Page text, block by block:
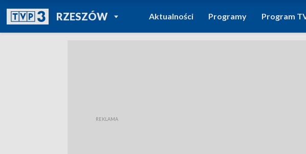
RZESZÓWPOWRÓT DO
TVP REGIONY
Aktualności Programy Program